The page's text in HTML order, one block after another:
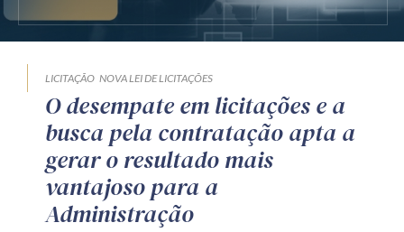
LICITAÇÃO NOVA LEI DE LICITAÇÕES
O desempate em licitações e a
busca pela contratação apta a
gerar o resultado mais
vantajoso para a
Administração